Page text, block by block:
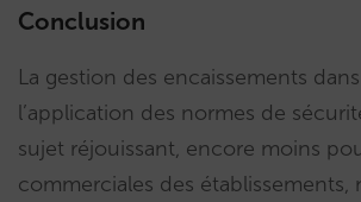
Conclusion
La gestion des encaissements
l’application des normes de
sujet réjouissant, encore moins
commerciales des établissements,